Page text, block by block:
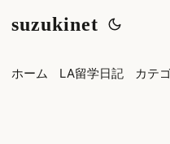
suzukinet
ホーム LA留学日記 カテ